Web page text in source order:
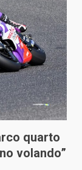
quarto
volando”